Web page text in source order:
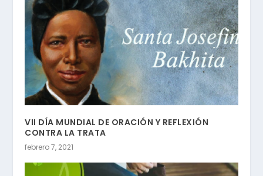
VII DÍA MUNDIAL DE ORACIÓN Y REFLEXIÓN
CONTRA LA TRATA
febrero 7, 2021